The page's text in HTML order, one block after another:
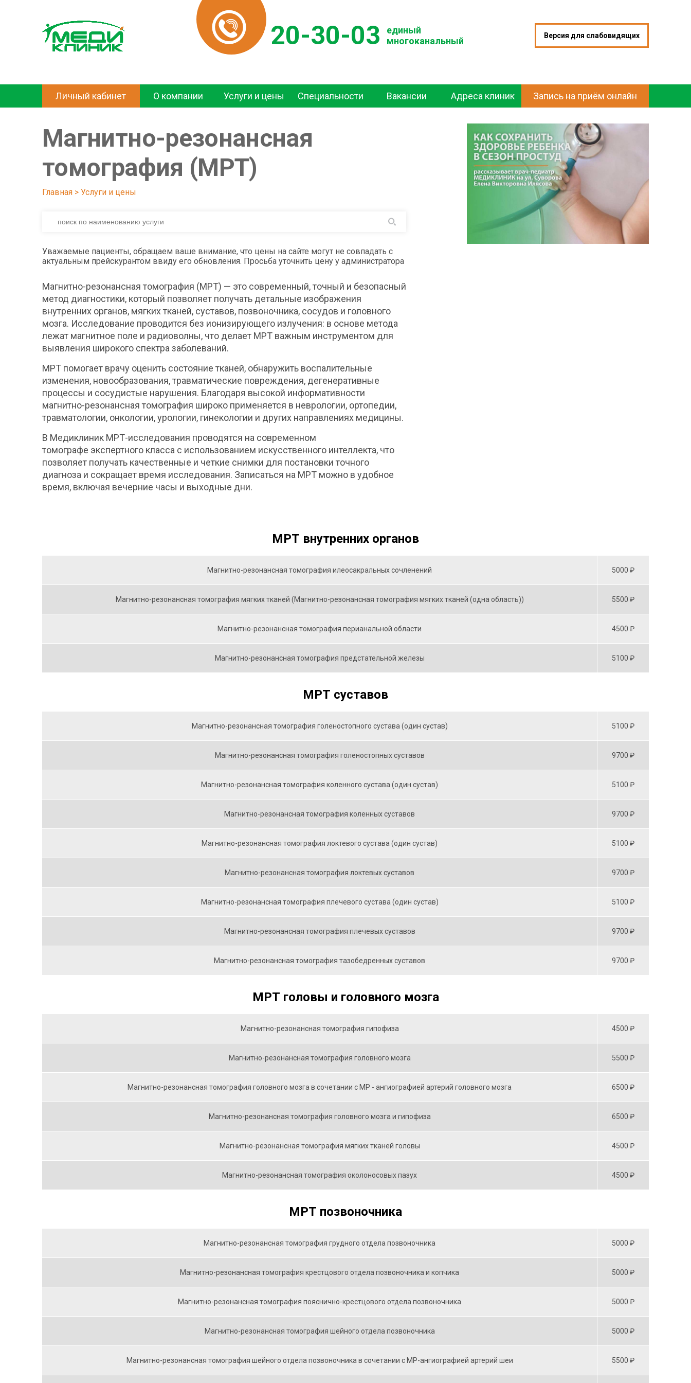
20-30-03
единый
многоканальный
Версия для слабовидящих
Личный кабинет О компании Услуги и цены Специальности Вакансии Адреса клиник Запись на приём онлайн
Магнитно-резонансная
томография (МРТ)
Главная > Услуги и цены
Уважаемые пациенты, обращаем ваше внимание, что цены на сайте могут не совпадать с
актуальным прейскурантом ввиду его обновления. Просьба уточнить цену у администратора
Магнитно-резонансная томография (МРТ) — это современный,точный и безопасный
метод диагностики, который позволяет получать детальные изображения
внутренних органов, мягкихтканей, суставов, позвоночника, сосудов и головного
мозга. Исследование проводится без ионизирующего излучения: в основе метода
лежат магнитное поле и радиоволны, что делает МРТ важным инструментом для
выявления широкого спектра заболеваний.
МРТ помогает врачу оценить состояние тканей, обнаружить воспалительные
изменения, новообразования,травматические повреждения, дегенеративные
процессы и сосудистые нарушения. Благодаря высокой информативности
магнитно-резонансная томография широко применяется в неврологии, ортопедии,
травматологии, онкологии,урологии, гинекологии и других направлениях медицины.
В Медиклиник МРТ-исследования проводятся на современном
томографе экспертного класса с использованием искусственного интеллекта, что
позволяет получать качественные и четкие снимки для постановки точного
диагноза и сокращает время исследования. Записаться на МРТ можно в удобное
время, включая вечерние часы и выходные дни.
МРТ внутренних органов
Магнитно-резонансная томография илеосакральных сочленений 5000 ₽
Магнитно-резонансная томография мягких тканей (Магнитно-резонансная томография мягких тканей (одна область)) 5500 ₽
Магнитно-резонансная томография перианальной области 4500 ₽
Магнитно-резонансная томография предстательной железы 5100 ₽
МРТ суставов
Магнитно-резонансная томография голеностопного сустава (один сустав) 5100 ₽
Магнитно-резонансная томография голеностопных суставов 9700 ₽
Магнитно-резонансная томография коленного сустава (один сустав) 5100 ₽
Магнитно-резонансная томография коленных суставов 9700 ₽
Магнитно-резонансная томография локтевого сустава (один сустав) 5100 ₽
Магнитно-резонансная томография локтевых суставов 9700 ₽
Магнитно-резонансная томография плечевого сустава (один сустав) 5100 ₽
Магнитно-резонансная томография плечевых суставов 9700 ₽
Магнитно-резонансная томография тазобедренных суставов 9700 ₽
МРТ головы и головного мозга
Магнитно-резонансная томография гипофиза 4500 ₽
Магнитно-резонансная томография головного мозга 5500 ₽
Магнитно-резонансная томография головного мозга в сочетании с МР - ангиографией артерий головного мозга 6500 ₽
Магнитно-резонансная томография головного мозга и гипофиза 6500 ₽
Магнитно-резонансная томография мягких тканей головы 4500 ₽
Магнитно-резонансная томография околоносовых пазух 4500 ₽
МРТ позвоночника
Магнитно-резонансная томография грудного отдела позвоночника 5000 ₽
Магнитно-резонансная томография крестцового отдела позвоночника и копчика 5000 ₽
Магнитно-резонансная томография пояснично-крестцового отдела позвоночника 5000 ₽
Магнитно-резонансная томография шейного отдела позвоночника 5000 ₽
Магнитно-резонансная томография шейного отдела позвоночника в сочетании с МР-ангиографией артерий шеи 5500 ₽